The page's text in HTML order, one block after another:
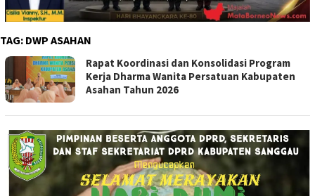
TAG: DWP ASAHAN
Rapat Koordinasi dan Konsolidasi Program
Kerja Dharma Wanita Persatuan Kabupaten
Asahan Tahun 2026